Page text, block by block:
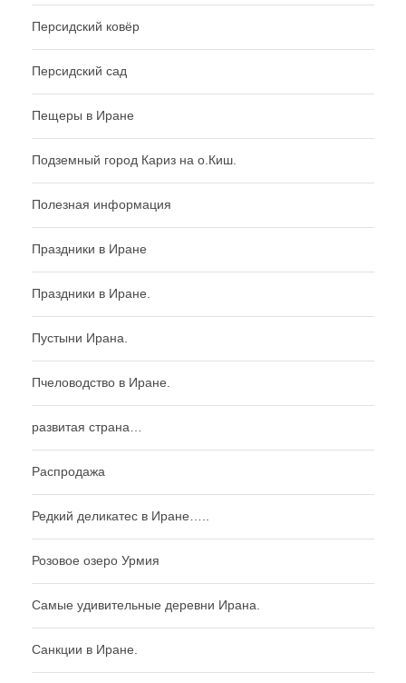
Персидский ковёр
Персидский сад
Пещеры в Иране
Подземный город Кариз на о.Киш.
Полезная информация
Праздники в Иране
Праздники в Иране.
Пустыни Ирана.
Пчеловодство в Иране.
развитая страна…
Распродажа
Редкий деликатес в Иране…..
Розовое озеро Урмия
Самые удивительные деревни Ирана.
Санкции в Иране.